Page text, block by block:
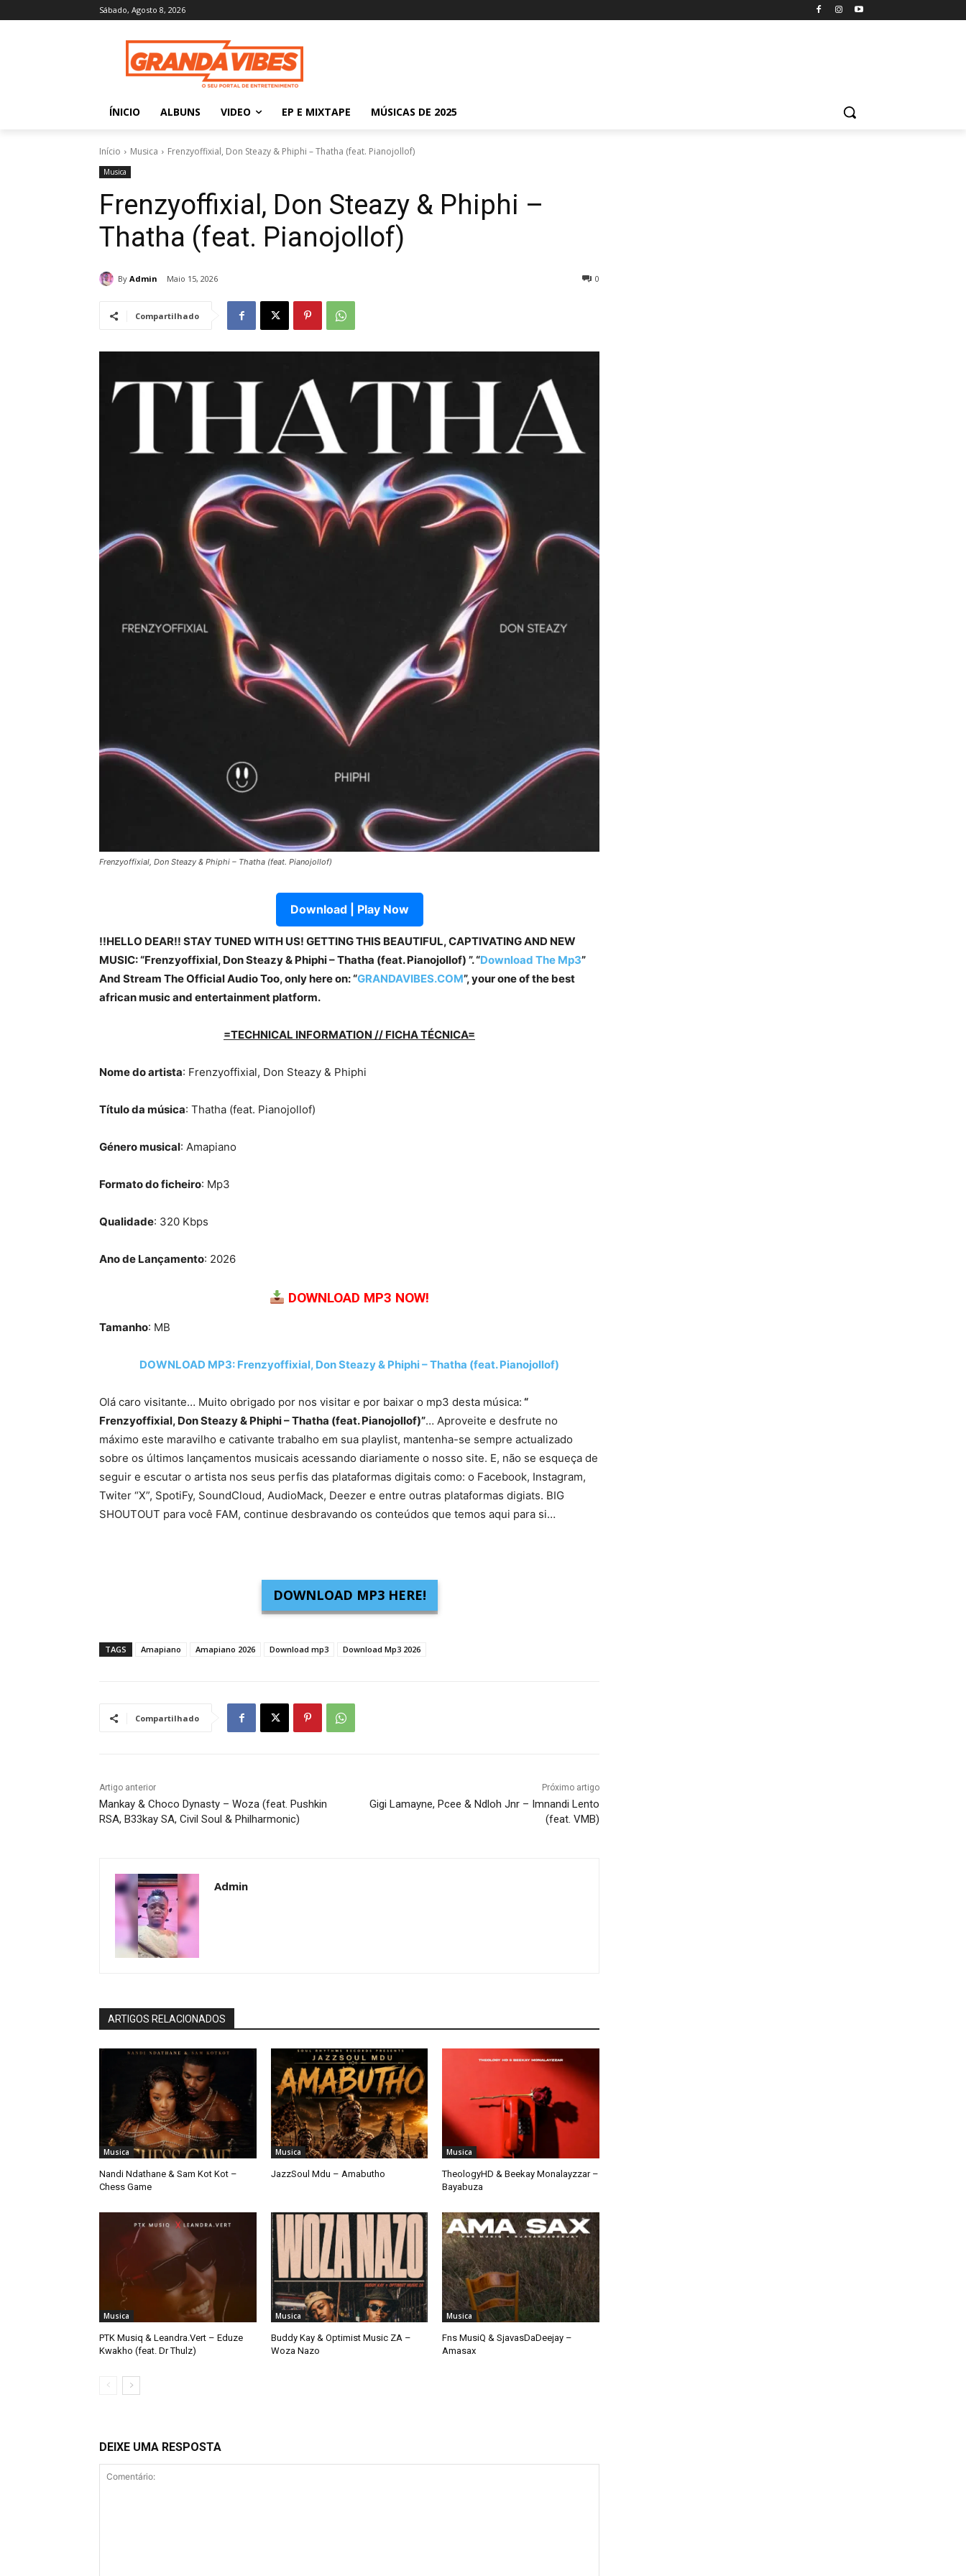
Sábado, Agosto 8, 2026
ÍNICIO ALBUNS VIDEO EP E MIXTAPE MÚSICAS DE 2025
Início Musica Frenzyoffixial, Don Steazy & Phiphi – Thatha (feat. Pianojollof)
Musica
Frenzyoffixial, Don Steazy & Phiphi –
Thatha (feat. Pianojollof)
By Admin Maio 15, 2026 0
Compartilhado
Frenzyoffixial, Don Steazy & Phiphi – Thatha (feat. Pianojollof)
Download | Play Now
!!HELLO DEAR!! STAY TUNED WITH US! GETTING THIS BEAUTIFUL, CAPTIVATING AND NEW
MUSIC: “Frenzyoffixial, Don Steazy & Phiphi – Thatha (feat. Pianojollof) ”. “Download The Mp3”
And Stream The Official Audio Too, only here on: “GRANDAVIBES.COM”, your one of the best
african music and entertainment platform.
=TECHNICAL INFORMATION // FICHA TÉCNICA=
Nome do artista: Frenzyoffixial, Don Steazy & Phiphi
Título da música: Thatha (feat. Pianojollof)
Género musical: Amapiano
Formato do ficheiro: Mp3
Qualidade: 320 Kbps
Ano de Lançamento: 2026
DOWNLOAD MP3 NOW!
Tamanho: MB
DOWNLOAD MP3: Frenzyoffixial, Don Steazy & Phiphi – Thatha (feat. Pianojollof)
Olá caro visitante… Muito obrigado por nos visitar e por baixar o mp3 desta música: “
Frenzyoffixial, Don Steazy & Phiphi – Thatha (feat. Pianojollof)”… Aproveite e desfrute no
máximo este maravilho e cativante trabalho em sua playlist, mantenha-se sempre actualizado
sobre os últimos lançamentos musicais acessando diariamente o nosso site. E, não se esqueça de
seguir e escutar o artista nos seus perfis das plataformas digitais como: o Facebook, Instagram,
Twiter “X”, SpotiFy, SoundCloud, AudioMack, Deezer e entre outras plataformas digiats. BIG
SHOUTOUT para você FAM, continue desbravando os conteúdos que temos aqui para si…
DOWNLOAD MP3 HERE!
TAGS Amapiano Amapiano 2026 Download mp3 Download Mp3 2026
Compartilhado
Artigo anterior
Mankay & Choco Dynasty – Woza (feat. Pushkin
RSA, B33kay SA, Civil Soul & Philharmonic)
Próximo artigo
Gigi Lamayne, Pcee & Ndloh Jnr – Imnandi Lento
(feat. VMB)
Admin
ARTIGOS RELACIONADOS
Musica
Nandi Ndathane & Sam Kot Kot –
Chess Game
Musica
JazzSoul Mdu – Amabutho
Musica
TheologyHD & Beekay Monalayzzar –
Bayabuza
Musica
PTK Musiq & Leandra.Vert – Eduze
Kwakho (feat. Dr Thulz)
Musica
Buddy Kay & Optimist Music ZA –
Woza Nazo
Musica
Fns MusiQ & SjavasDaDeejay –
Amasax
DEIXE UMA RESPOSTA